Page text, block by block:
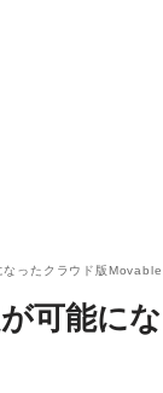
なったクラウド版
可能に